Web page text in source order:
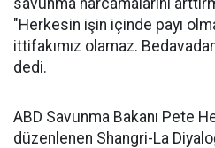
savunma harcamalarını
"Herkesin işin içinde payı
ittifakımız olamaz.
dedi.
ABD Savunma Bakanı Pete
düzenlenen Shangri-La